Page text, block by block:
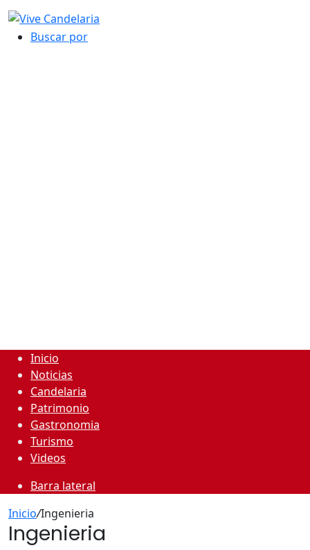
Buscar por
Inicio
Noticias
Candelaria
Patrimonio
Gastronomia
Turismo
Videos
Barra lateral
Inicio/Ingenieria
Ingenieria